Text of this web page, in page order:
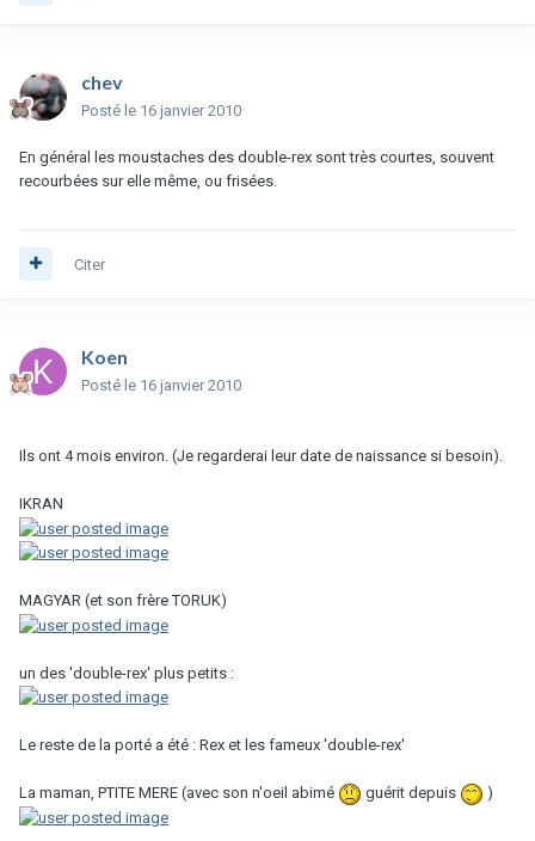
chev
Posté le 16 janvier 2010
En général les moustaches des double-rex sont très courtes, souvent
recourbées sur elle même, ou frisées.
Citer
Koen
Posté le 16 janvier 2010
Ils ont 4 mois environ. (Je regarderai leur date de naissance si besoin).
IKRAN
MAGYAR (et son frère TORUK)
un des 'double-rex' plus petits :
Le reste de la porté a été : Rex et les fameux 'double-rex'
La maman, PTITE MERE (avec son n'oeil abimé guérit depuis )